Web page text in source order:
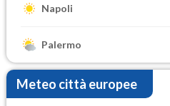
Napoli
Palermo
Meteo città europee